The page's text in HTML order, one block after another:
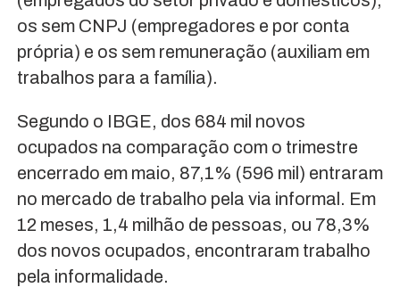
os sem CNPJ (empregadores e por conta
própria) e os sem remuneração (auxiliam em
trabalhos para a família).
Segundo o IBGE, dos 684 mil novos
ocupados na comparação com o trimestre
encerrado em maio, 87,1% (596 mil) entraram
no mercado de trabalho pela via informal. Em
12 meses, 1,4 milhão de pessoas, ou 78,3%
dos novos ocupados, encontraram trabalho
pela informalidade.